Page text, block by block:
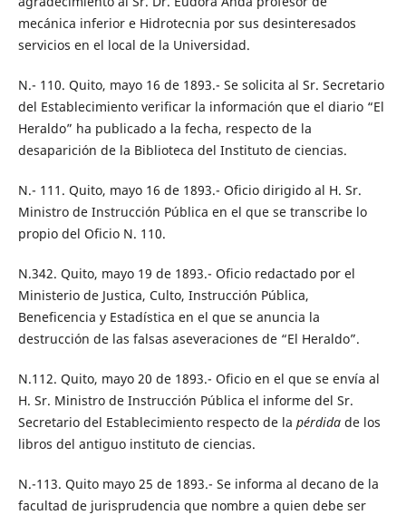
mecánica inferior e Hidrotecnia por sus desinteresados
servicios en el local de la Universidad.
N.- 110. Quito, mayo 16 de 1893.- Se solicita al Sr. Secretario
del Establecimiento verificar la información que el diario “El
Heraldo” ha publicado a la fecha, respecto de la
desaparición de la Biblioteca del Instituto de ciencias.
N.- 111. Quito, mayo 16 de 1893.- Oficio dirigido al H. Sr.
Ministro de Instrucción Pública en el que se transcribe lo
propio del Oficio N. 110.
N.342. Quito, mayo 19 de 1893.- Oficio redactado por el
Ministerio de Justica, Culto, Instrucción Pública,
Beneficencia y Estadística en el que se anuncia la
destrucción de las falsas aseveraciones de “El Heraldo”.
N.112. Quito, mayo 20 de 1893.- Oficio en el que se envía al
H. Sr. Ministro de Instrucción Pública el informe del Sr.
Secretario del Establecimiento respecto de la pérdidade los
libros del antiguo instituto de ciencias.
N.-113. Quito mayo 25 de 1893.- Se informa al decano de la
facultad de jurisprudencia que nombre a quien debe ser